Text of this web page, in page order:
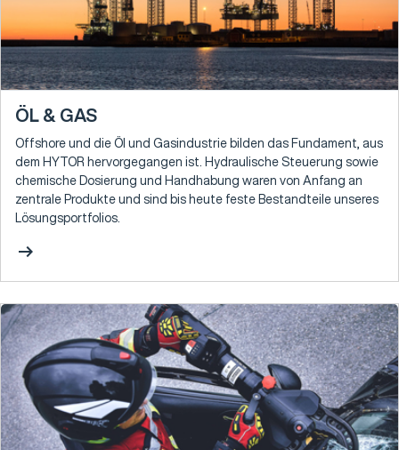
ÖL & GAS
Offshore und die Öl und Gasindustrie bilden das Fundament, aus
dem HYTOR hervorgegangen ist. Hydraulische Steuerung sowie
chemische Dosierung und Handhabung waren von Anfang an
zentrale Produkte und sind bis heute feste Bestandteile unseres
Lösungsportfolios.
arrow_right_alt